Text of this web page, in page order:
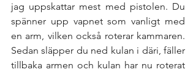
jag uppskattar mest med pistolen. Du
spänner upp vapnet som vanligt med
en arm, vilken också roterar kammaren.
Sedan släpper du ned kulan i däri, fäller
tillbaka armen och kulan har nu roterat